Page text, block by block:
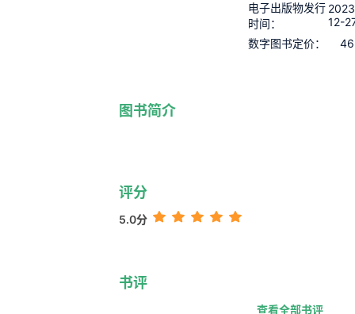
电子出版物发行
时间：
12-
数字图书定价：
图书简介
评分
5.0分
书评
查看全部书评